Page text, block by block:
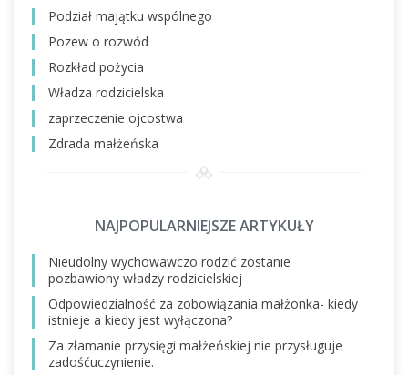
Podział majątku wspólnego
Pozew o rozwód
Rozkład pożycia
Władza rodzicielska
zaprzeczenie ojcostwa
Zdrada małżeńska
NAJPOPULARNIEJSZE ARTYKUŁY
Nieudolny wychowawczo rodzić zostanie
pozbawiony władzy rodzicielskiej
Odpowiedzialność za zobowiązania małżonka- kiedy
istnieje a kiedy jest wyłączona?
Za złamanie przysięgi małżeńskiej nie przysługuje
zadośćuczynienie.